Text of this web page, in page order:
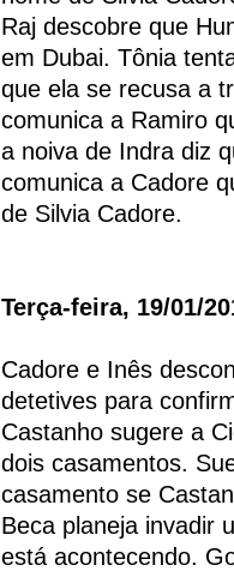
Raj descobre que
em Dubai. Tônia
que ela se recusa a
comunica a Ramiro
a noiva de Indra diz
comunica a Cadore
de Silvia Cadore.
Terça-feira, 19/01/
Cadore e Inês
detetives para
Castanho sugere a
dois casamentos.
casamento se
Beca planeja invadir
está acontecendo.